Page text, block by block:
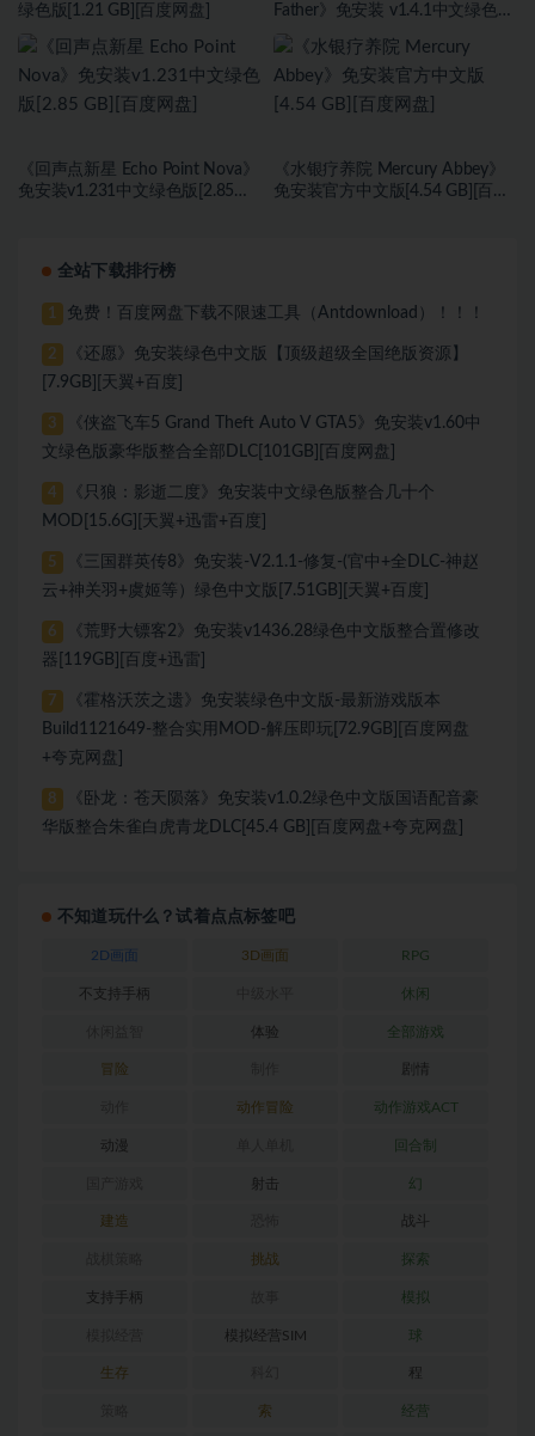
绿色版[1.21 GB][百度网盘]
Father》免安装 v1.4.1中文绿色版
《回声点新星 Echo Point Nova》
免安装v1.231中文绿色版[2.85
《水银疗养院 Mercury Abbey》
免安装官方中文版[4.54 GB][百度
全站下载排行榜
1 免费！百度网盘下载不限速工具（Antdownload）！！！
2
《还愿》免安装绿色中文版【顶级超级全国绝版资源】
[7.9GB][天翼+百度]
3
《侠盗飞车5 Grand Theft Auto V GTA5》免安装v1.60中
文绿色版豪华版整合全部DLC[101GB][百度网盘]
4
《只狼：影逝二度》免安装中文绿色版整合几十个
MOD[15.6G][天翼+迅雷+百度]
5
《三国群英传8》免安装-V2.1.1-修复-(官中+全DLC-神赵
云+神关羽+虞姬等）绿色中文版[7.51GB][天翼+百度]
6
《荒野大镖客2》免安装v1436.28绿色中文版整合置修改
器[119GB][百度+迅雷]
7
《霍格沃茨之遗》免安装绿色中文版-最新游戏版本
Build1121649-整合实用MOD-解压即玩[72.9GB][百度网盘
+夸克网盘]
8
《卧龙：苍天陨落》免安装v1.0.2绿色中文版国语配音豪
华版整合朱雀白虎青龙DLC[45.4 GB][百度网盘+夸克网盘]
不知道玩什么？试着点点标签吧
2D画面 3D画面 RPG
不支持手柄 休闲
体验 全部游戏
冒险 剧情
动作冒险 动作游戏ACT
动漫 回合制
射击 幻
建造 战斗
挑战 探索
支持手柄 模拟
模拟经营SIM 球
生存 程
索 经营